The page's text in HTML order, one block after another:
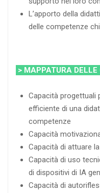
L’apporto della
delle competenze
> MAPPATURA
Capacità progettuali
efficiente di una
competenze
Capacità
Capacità di attuare
Capacità di uso
di dispositivi di IA
Capacità di